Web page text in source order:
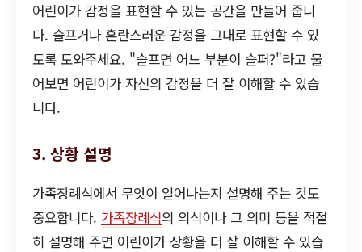
어린이가 감정을 표현할 수 있는 공간을 만들어 줍니
다. 슬프거나 혼란스러운 감정을 그대로 표현할 수 있
도록 도와주세요. "슬프면 어느 부분이 슬퍼?"라고 물
어보면 어린이가 자신의 감정을 더 잘 이해할 수 있습
니다.
3. 상황 설명
가족장례식에서 무엇이 일어나는지 설명해 주는 것도
중요합니다. 가족장례식의 의식이나 그 의미 등을 적절
히 설명해 주면 어린이가 상황을 더 잘 이해할 수 있습